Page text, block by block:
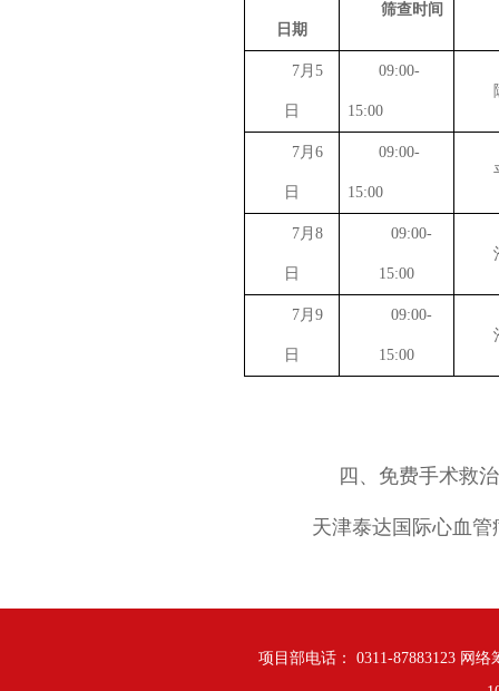
日期
筛查时间
7月 5
日
09:00-
15:00
7月 6
日
09:00-
15:00
7月 8
日
09:00-
15:00
7月 9
日
09:00-
15:00
四、免费手术救
天津泰达国际心血
项目部电话： 0311-87883123 网络